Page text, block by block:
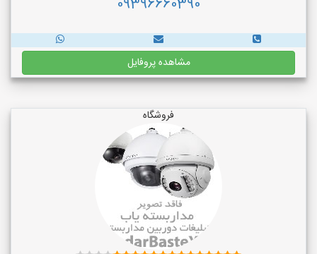
09396660390
مشاهده پروفایل
فروشگاه